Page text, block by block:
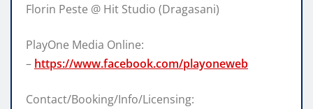
Florin Peste @ Hit Studio (Dragasani)
PlayOne Media Online:
– https://www.facebook.com/playoneweb
Contact/Booking/Info/Licensing: